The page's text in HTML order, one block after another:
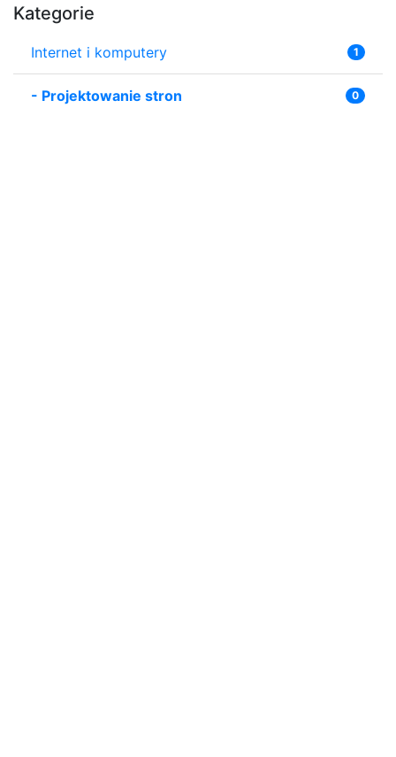
Kategorie
Internet i komputery 1
- Projektowanie stron 0